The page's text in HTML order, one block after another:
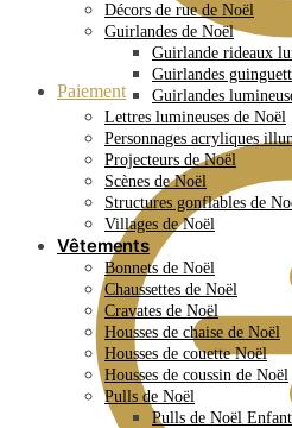
Paiement
Décors de rue de Noël
Guirlandes de Noël
Guirlande rideaux
Guirlandes
Guirlandes
Lettres lumineuses de Noël
Personnages acryliques
Projecteurs de Noël
Scènes de Noël
Structures gonflables de
Villages de Noël
Vêtements
Bonnets de Noël
Chaussettes de Noël
Cravates de Noël
Housses de chaise de Noël
Housses de couette Noël
Housses de coussin de Noël
Pulls de Noël
Pulls de Noël Enfant